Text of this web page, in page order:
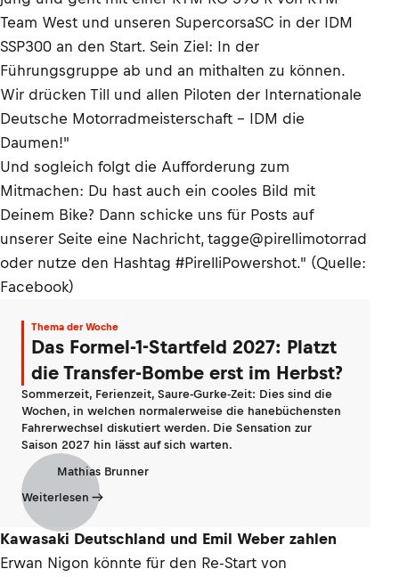
Team West und unseren SupercorsaSC in der IDM
SSP300 an den Start. Sein Ziel: In der
Führungsgruppe ab und an mithalten zu können.
Wir drücken Till und allen Piloten der Internationale
Deutsche Motorradmeisterschaft - IDM die
Daumen!"
Und sogleich folgt die Aufforderung zum
Mitmachen: Du hast auch ein cooles Bild mit
Deinem Bike? Dann schicke uns für Posts auf
unserer Seite eine Nachricht, tagge@pirellimotorrad
oder nutze den Hashtag #PirelliPowershot." (Quelle:
Facebook)
Thema der Woche
Das Formel-1-Startfeld 2027: Platzt
die Transfer-Bombe erst im Herbst?
Sommerzeit, Ferienzeit, Saure-Gurke-Zeit: Dies sind die
Wochen, in welchen normalerweise die hanebüchensten
Fahrerwechsel diskutiert werden. Die Sensation zur
Saison 2027 hin lässt auf sich warten.
Mathias Brunner
Weiterlesen
Kawasaki Deutschland und Emil Weber zahlen
Erwan Nigon könnte für den Re-Start von